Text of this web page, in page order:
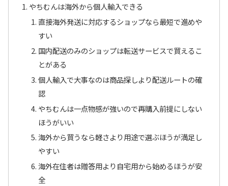
やちむんは海外から個人輸入できる
直接海外発送に対応するショップなら最短で進めや
すい
国内配送のみのショップは転送サービスで買えるこ
とがある
個人輸入で大事なのは商品探しより配送ルートの確
認
やちむんは一点物感が強いので再購入前提にしない
ほうがいい
海外から買うなら軽さより用途で選ぶほうが満足し
やすい
海外在住者は贈答用より自宅用から始めるほうが安
全